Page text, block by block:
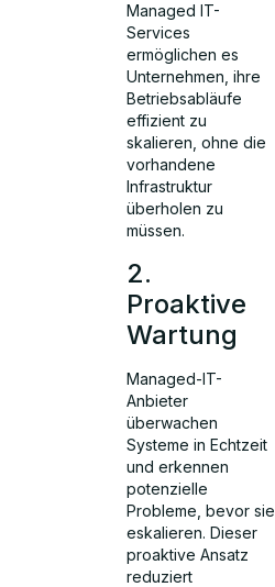
Managed IT-
Services
ermöglichen es
Unternehmen, ihre
Betriebsabläufe
effizient zu
skalieren, ohne die
vorhandene
Infrastruktur
überholen zu
müssen.
2.
Proaktive
Wartung
Managed-IT-
Anbieter
überwachen
Systeme in Echtzeit
und erkennen
potenzielle
Probleme, bevor sie
eskalieren. Dieser
proaktive Ansatz
reduziert